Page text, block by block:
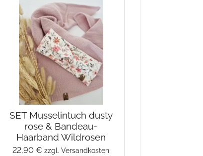
SET Musselintuch dusty
rose & Bandeau-
Haarband Wildrosen
22,90 € zzgl. Versandkosten